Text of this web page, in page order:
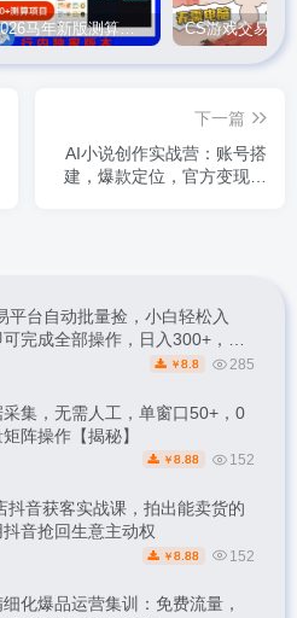
2026马年新版测算系统源码
下一篇
AI小说创作实战营：账号搭
建，爆款定位，官方变现，
平台自动批量捡，小白轻松入
完成全部操作，日入300+，轻
】
￥ 8.8 285
集，无需人工，单窗口50+，0
阵操作【揭秘】
￥ 8.88 152
抖音获客实战课，拍出能卖货的
音抢回生意主动权
￥ 8.88 152
化爆品运营集训：免费流量，